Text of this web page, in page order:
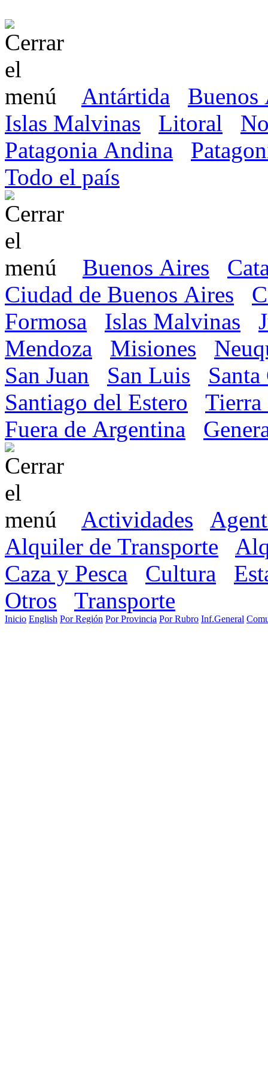
Antártida
Buenos
Islas Malvinas
Litoral
Patagonia Andina
Todo el país
Buenos Aires
Ciudad de Buenos Aires
Formosa
Islas Malvinas
Mendoza
Misiones
San Juan
San Luis
Santiago del Estero
Tierra
Fuera de Argentina
Actividades
Alquiler de Transporte
Caza y Pesca
Cultura
Otros
Transporte
Inicio English Por Región Por Provincia Por Rubro Inf.General